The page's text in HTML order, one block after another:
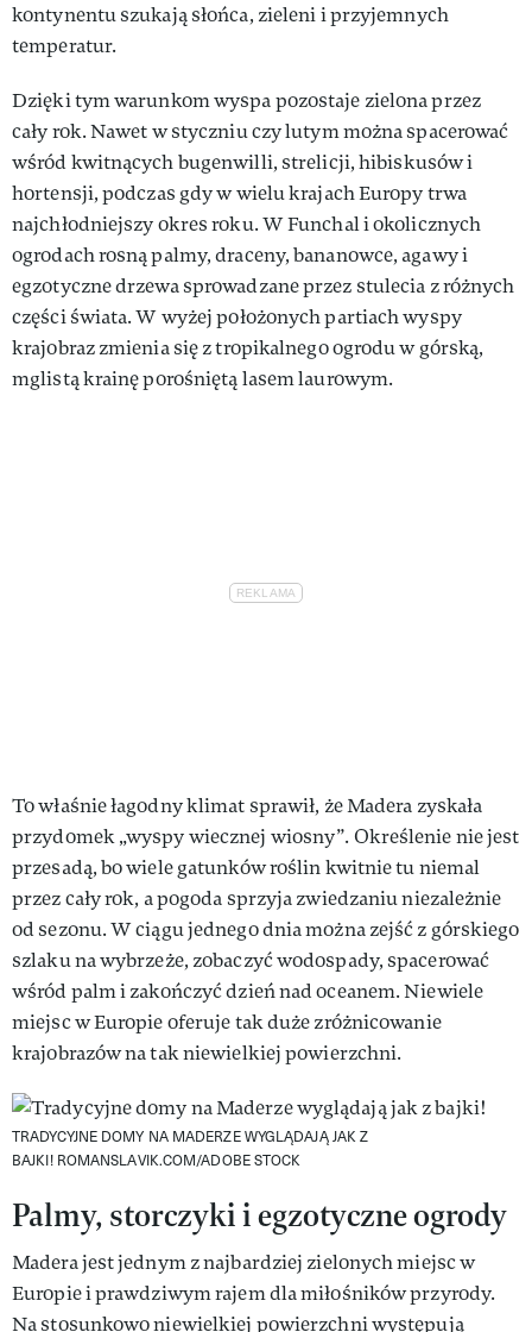
kontynentu szukają słońca, zieleni i przyjemnych
temperatur.
Dzięki tym warunkom wyspa pozostaje zielona przez
cały rok. Nawet w styczniu czy lutym można spacerować
wśród kwitnących bugenwilli, strelicji, hibiskusów i
hortensji, podczas gdy w wielu krajach Europy trwa
najchłodniejszy okres roku. W Funchal i okolicznych
ogrodach rosną palmy, draceny, bananowce, agawy i
egzotyczne drzewa sprowadzane przez stulecia z różnych
części świata. W wyżej położonych partiach wyspy
krajobraz zmienia się z tropikalnego ogrodu w górską,
mglistą krainę porośniętą lasem laurowym.
To właśnie łagodny klimat sprawił, że Madera zyskała
przydomek „wyspy wiecznej wiosny”. Określenie nie jest
przesadą, bo wiele gatunków roślin kwitnie tu niemal
przez cały rok, a pogoda sprzyja zwiedzaniu niezależnie
od sezonu. W ciągu jednego dnia można zejść z górskiego
szlaku na wybrzeże, zobaczyć wodospady, spacerować
wśród palm i zakończyć dzień nad oceanem. Niewiele
miejsc w Europie oferuje tak duże zróżnicowanie
krajobrazów na tak niewielkiej powierzchni.
TRADYCYJNE DOMY NA MADERZE WYGLĄDAJĄ JAK Z
BAJKI! ROMANSLAVIK.COM/ADOBE STOCK
Palmy, storczyki i egzotyczne ogrody
Madera jest jednym z najbardziej zielonych miejsc w
Europie i prawdziwym rajem dla miłośników przyrody.
Na stosunkowo niewielkiej powierzchni występują